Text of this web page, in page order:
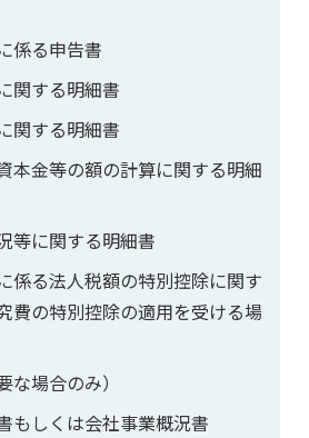
係る申告書
関する明細書
関する明細書
本金等の額の計算に関する明細
等に関する明細書
係る法人税額の特別控除に関す
費の特別控除の適用を受ける場
場合のみ）
もしくは会社事業概況書